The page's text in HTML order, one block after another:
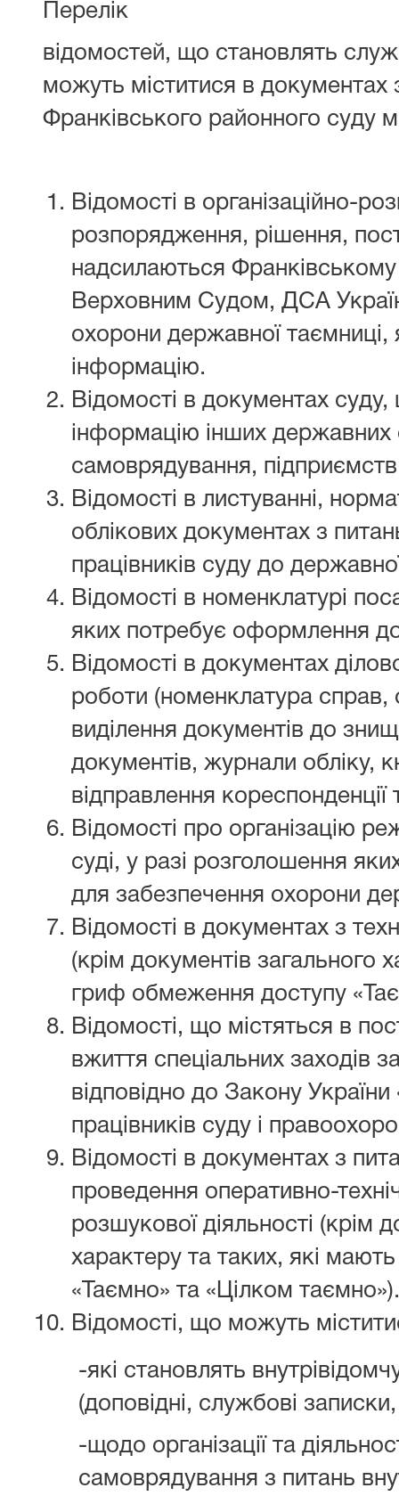
Перелік
відомостей, що становлять
можуть міститися в документах з
Франківського районного суду
Відомості в організаційно-
розпорядження, рішення,
надсилаються
Верховним Судом, ДСА
охорони державної таємниці,
інформацію.
Відомості в документах
інформацію інших державних
самоврядування, підприємств,
Відомості в листуванні,
облікових документах з
працівників суду до
Відомості в номенклатурі
яких потребує оформлення
Відомості в документах
роботи (номенклатура справ,
виділення документів до
документів, журнали обліку,
відправлення кореспонденції
Відомості про організацію
суді, у разі розголошення
для забезпечення охорони
Відомості в документах з
(крім документів загального
гриф обмеження доступу
Відомості, що містяться в
вжиття спеціальних заходів
відповідно до Закону
працівників суду і
Відомості в документах з
проведення оперативно-
розшукової діяльності (крім
характеру та таких, які
«Таємно» та «Цілком таємно»).
Відомості, що можуть
-які становлять
(доповідні, службові
-щодо організації та
самоврядування з питань